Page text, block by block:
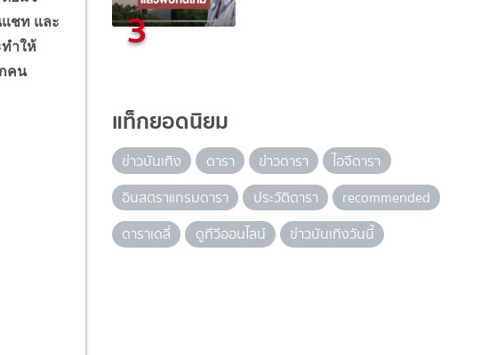
ชท และ
ำให้
คน
3
แท็กยอดนิยม
ข่าวบันเทิง ดารา ข่าวดารา
ไอจีดารา
อินสตราแกรมดารา
ประวัติดารา
recommended
ดาราเดลี่
ดูทีวีออนไลน์ ข่าวบันเทิงวันนี้